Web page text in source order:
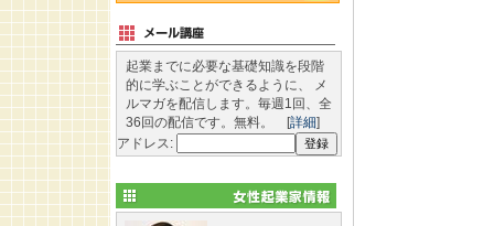
起業までに必要な基礎知識を段階
的に学ぶことができるように、 メ
ルマガを配信します。毎週1回、全
36回の配信です。無料。 [詳細]
アドレス: